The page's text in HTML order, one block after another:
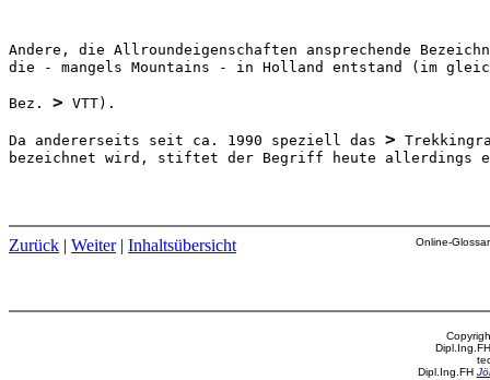
Andere, die Allroundeigenschaften ansprechende
die - mangels Mountains - in Holland entstand (im
Bez. > VTT).
Da andererseits seit ca. 1990 speziell das >
bezeichnet wird, stiftet der Begriff heute allerdings
Zurück | Weiter| Inhaltsübersicht Online-
Dipl.Ing.FH